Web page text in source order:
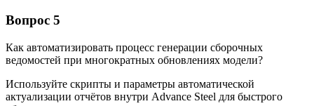
Вопрос 5
Как автоматизировать процесс генерации сборочных
ведомостей при многократных обновлениях модели?
Используйте скрипты и параметры автоматической
актуализации отчётов внутри Advance Steel для быстрого